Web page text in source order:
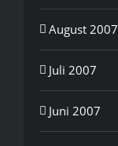
August 2007
Juli 2007
Juni 2007